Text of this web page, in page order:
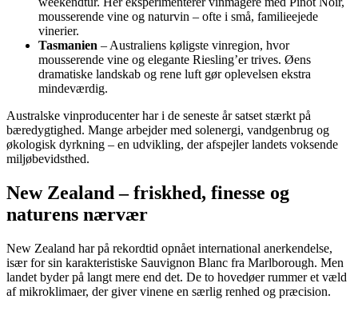
mousserende vine og naturvin – ofte i små, familieejede
vinerier.
Tasmanien – Australiens køligste vinregion, hvor
mousserende vine og elegante Riesling’er trives. Øens
dramatiske landskab og rene luft gør oplevelsen ekstra
mindeværdig.
Australske vinproducenter har i de seneste år satset stærkt på
bæredygtighed. Mange arbejder med solenergi, vandgenbrug og
økologisk dyrkning – en udvikling, der afspejler landets voksende
miljøbevidsthed.
New Zealand – friskhed, finesse og
naturens nærvær
New Zealand har på rekordtid opnået international anerkendelse,
især for sin karakteristiske Sauvignon Blanc fra Marlborough. Men
landet byder på langt mere end det. De to hovedøer rummer et væld
af mikroklimaer, der giver vinene en særlig renhed og præcision.